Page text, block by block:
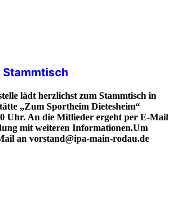
Stammtisch
lädt herzlichst zum Stammtisch in
„Zum Sportheim Dietesheim“
Uhr. An die Mitlieder ergeht per E-Mail
mit weiteren Informationen.Um
an vorstand@ipa-main-rodau.de